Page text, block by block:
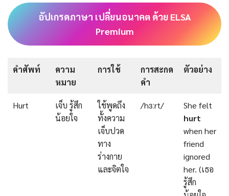
อัปเกรดภาษา เปลี่ยนอนาคต ด้วย ELSA
Premium
คำศัพท์
ความ
หมาย
การใช้
การสะกด
คำ
ตัวอย่าง
Hurt
เจ็บ รู้สึก
น้อยใจ
ใช้พูดถึง
ทั้งความ
เจ็บปวด
ทาง
ร่างกาย
และจิตใจ
/hɜːrt/
She felt
hurt
when her
friend
ignored
her. (เธอ
รู้สึก